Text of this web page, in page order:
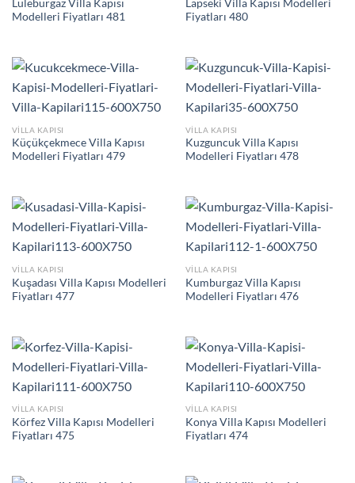
Lüleburgaz Villa Kapısı
Modelleri Fiyatları 481
Lapseki Villa Kapısı Modelleri
Fiyatları 480
VILLA KAPISI
Küçükçekmece Villa Kapısı
Modelleri Fiyatları 479
VILLA KAPISI
Kuzguncuk Villa Kapısı
Modelleri Fiyatları 478
VILLA KAPISI
Kuşadası Villa Kapısı Modelleri
Fiyatları 477
VILLA KAPISI
Kumburgaz Villa Kapısı
Modelleri Fiyatları 476
VILLA KAPISI
Körfez Villa Kapısı Modelleri
Fiyatları 475
VILLA KAPISI
Konya Villa Kapısı Modelleri
Fiyatları 474